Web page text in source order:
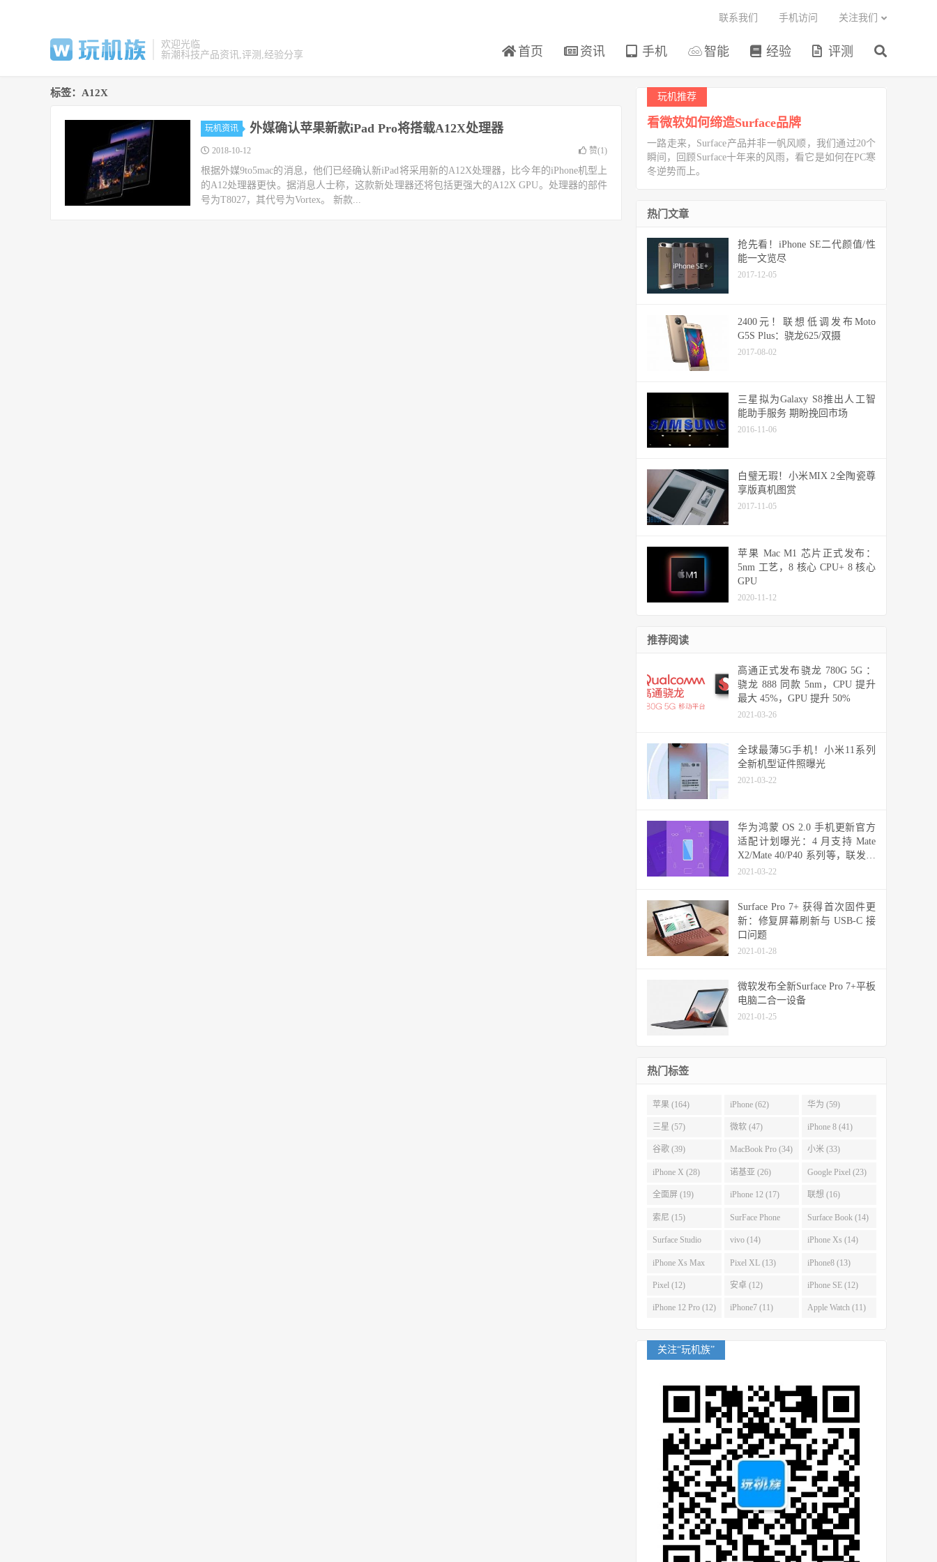
欢迎光临
新潮科技产品资讯,评测,经验分享
首页 资讯 手机 智能 经验 评测
联系我们 手机访问 关注我们
标签：A12X
玩机资讯 外媒确认苹果新款iPad Pro将搭载A12X处理器
2018-10-12 赞(1)
根据外媒9to5mac的消息，他们已经确认新iPad将采用新的A12X处理器，比今年的iPhone机型上
的A12处理器更快。据消息人士称，这款新处理器还将包括更强大的A12X GPU。处理器的部件
号为T8027，其代号为Vortex。 新款...
玩机推荐
看微软如何缔造Surface品牌
一路走来，Surface产品并非一帆风顺，我们通过20个
瞬间，回顾Surface十年来的风雨，看它是如何在PC寒
冬逆势而上。
热门文章
抢先看！iPhone SE二代颜值/性
能一文览尽
2017-12-05
2400元！联想低调发布Moto
G5S Plus：骁龙625/双摄
2017-08-02
三星拟为Galaxy S8推出人工智
能助手服务 期盼挽回市场
2016-11-06
白璧无瑕！小米MIX 2全陶瓷尊
享版真机图赏
2017-11-05
苹果 Mac M1 芯片正式发布：
5nm 工艺，8 核心 CPU+ 8 核心
GPU
2020-11-12
推荐阅读
高通正式发布骁龙 780G 5G ：
骁龙 888 同款 5nm，CPU 提升
最大 45%，GPU 提升 50%
2021-03-26
全球最薄5G手机！小米11系列
全新机型证件照曝光
2021-03-22
华为鸿蒙 OS 2.0 手机更新官方
适配计划曝光：4 月支持 Mate
X2/Mate 40/P40 系列等，联发科
天玑机型可能无缘
2021-03-22
Surface Pro 7+ 获得首次固件更
新：修复屏幕刷新与 USB-C 接
口问题
2021-01-28
微软发布全新Surface Pro 7+平板
电脑二合一设备
2021-01-25
热门标签
苹果 (164) iPhone (62) 华为 (59)
三星 (57) 微软 (47) iPhone 8 (41)
谷歌 (39) MacBook Pro (34) 小米 (33)
iPhone X (28) 诺基亚 (26) Google Pixel (23)
全面屏 (19) iPhone 12 (17) 联想 (16)
索尼 (15) SurFace Phone
(14)
Surface Book (14)
Surface Studio
(14)
vivo (14) iPhone Xs (14)
iPhone Xs Max
(14)
Pixel XL (13) iPhone8 (13)
Pixel (12) 安卓 (12) iPhone SE (12)
iPhone 12 Pro (12) iPhone7 (11) Apple Watch (11)
关注“玩机族”